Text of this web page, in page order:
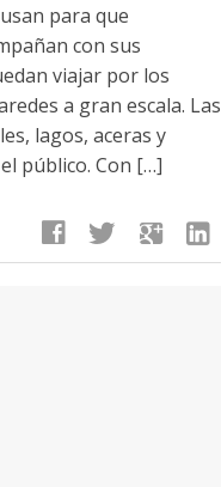
para que
con sus
viajar por los
a gran escala. Las
lagos, aceras y
público. Con […]
facebook twitter google linkedin